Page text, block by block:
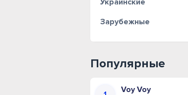
Украинские
Зарубежные
Популярные
Voy Voy